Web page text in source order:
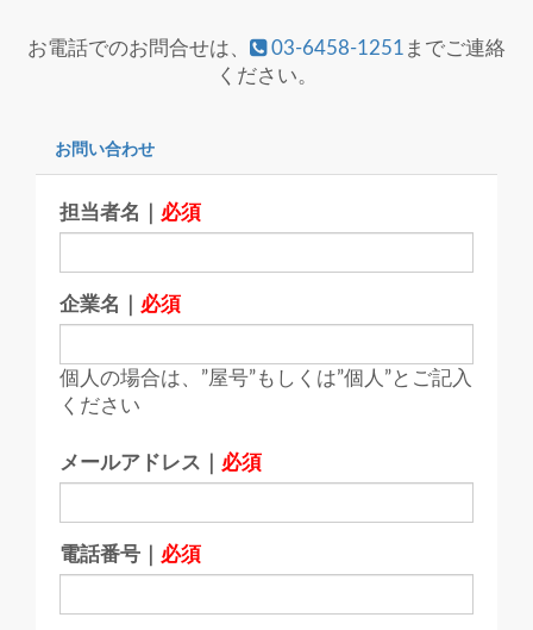
お電話でのお問合せは、 03-6458-1251 までご連絡
ください。
お問い合わせ
担当者名｜ 必須
企業名｜ 必須
個人の場合は、”屋号”もしくは”個人”とご記入
ください
メールアドレス｜ 必須
電話番号｜ 必須